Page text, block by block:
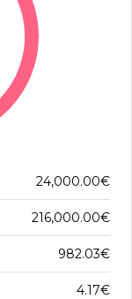
24,000.00€
216,000.00€
982.03€
4.17€